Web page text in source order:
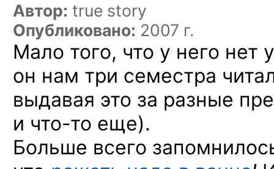
Автор: true story
Опубликовано: 2007 г.
Мало того, что у него нет
он нам три семестра
выдавая это за разные
и что-то еще).
Больше всего